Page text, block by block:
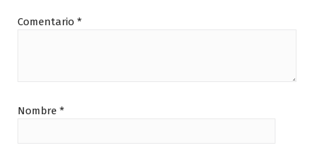
Comentario *
Nombre *